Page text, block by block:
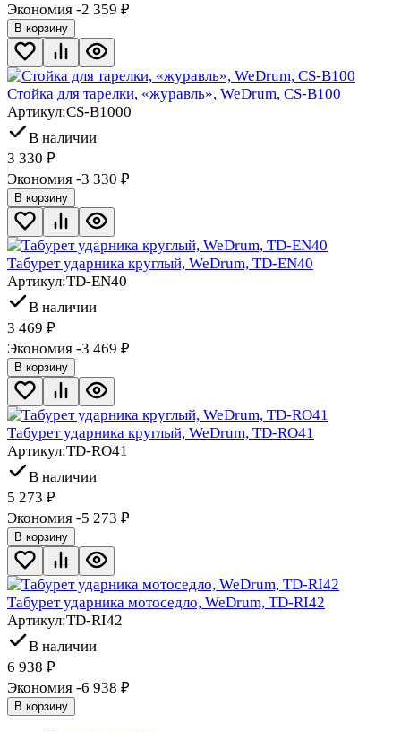
Экономия -2 359 ₽
В корзину
Стойка для тарелки, «журавль», WeDrum, CS-B100
Артикул:CS-B1000
В наличии
3 330 ₽
Экономия -3 330 ₽
В корзину
Табурет ударника круглый, WeDrum, TD-EN40
Артикул:TD-EN40
В наличии
3 469 ₽
Экономия -3 469 ₽
В корзину
Табурет ударника круглый, WeDrum, TD-RO41
Артикул:TD-RO41
В наличии
5 273 ₽
Экономия -5 273 ₽
В корзину
Табурет ударника мотоседло, WeDrum, TD-RI42
Артикул:TD-RI42
В наличии
6 938 ₽
Экономия -6 938 ₽
В корзину